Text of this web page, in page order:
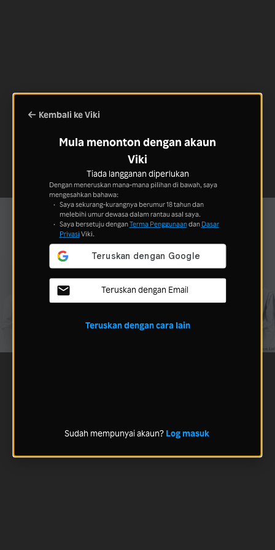
Kembali ke Viki
Mula menonton dengan akaun
Viki
Tiada langganan diperlukan
Dengan meneruskan mana-mana pilihan di bawah, saya
mengesahkan bahawa:
Saya sekurang-kurangnya berumur 18 tahun dan
melebihi umur dewasa dalam rantau asal saya.
Saya bersetuju denganTerma Penggunaandan Dasar
Privasi Viki.
Teruskan dengan Email
Teruskan dengan cara lain
Sudah mempunyai akaun? Log masuk